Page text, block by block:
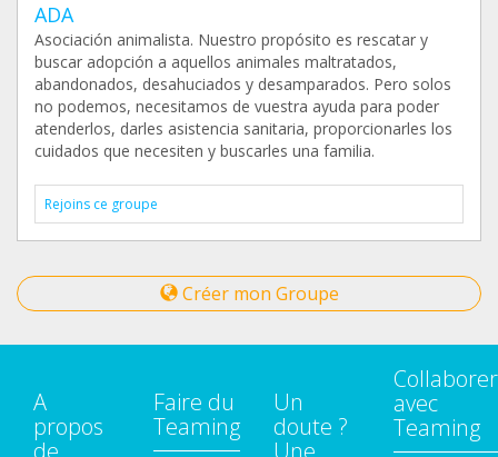
ADA
Asociación animalista. Nuestro propósito es rescatar y
buscar adopción a aquellos animales maltratados,
abandonados, desahuciados y desamparados. Pero solos
no podemos, necesitamos de vuestra ayuda para poder
atenderlos, darles asistencia sanitaria, proporcionarles los
cuidados que necesiten y buscarles una familia.
Rejoins ce groupe
Créer mon Groupe
A
propos
de
Faire du
Teaming
Un
doute ?
Une
Collaborer
avec
Teaming